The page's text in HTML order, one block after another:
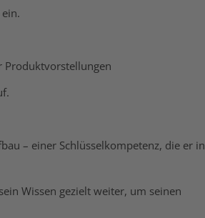
Produktvorstellungen
– einer Schlüsselkompetenz, die er in
Wissen gezielt weiter, um seinen